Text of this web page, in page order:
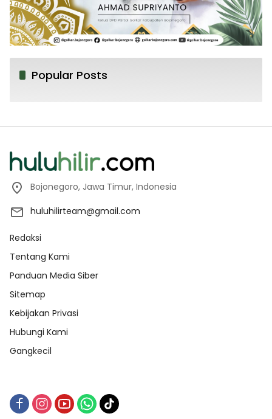
Popular Posts
Bojonegoro, Jawa Timur, Indonesia
huluhilirteam@gmail.com
Redaksi
Tentang Kami
Panduan Media Siber
Sitemap
Kebijakan Privasi
Hubungi Kami
Gangkecil